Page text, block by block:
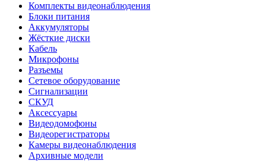
Комплекты видеонаблюдения
Блоки питания
Аккумуляторы
Жёсткие диски
Кабель
Микрофоны
Разъемы
Сетевое оборудование
Сигнализации
СКУД
Аксессуары
Видеодомофоны
Видеорегистраторы
Камеры видеонаблюдения
Архивные модели